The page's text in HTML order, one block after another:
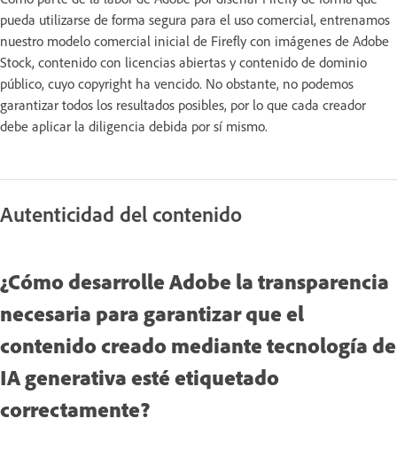
pueda utilizarse de forma segura para el uso comercial, entrenamos
nuestro modelo comercial inicial de Firefly con imágenes de Adobe
Stock, contenido con licencias abiertas y contenido de dominio
público, cuyo copyright ha vencido. No obstante, no podemos
garantizar todos los resultados posibles, por lo que cada creador
debe aplicar la diligencia debida por sí mismo.
Autenticidad del contenido
¿Cómo desarrolle Adobe la transparencia
necesaria para garantizar que el
contenido creado mediante tecnología de
IA generativa esté etiquetado
correctamente?